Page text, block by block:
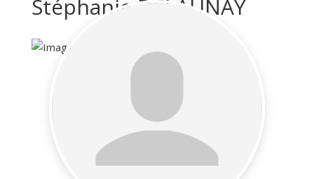
Stéphanie DELAUNAY